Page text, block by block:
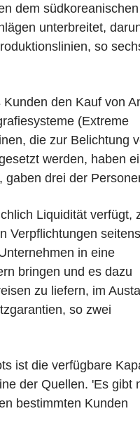
dem südkoreanischen
unterbreitet,
so
den Kauf von
(Extreme
die zur Belichtung
werden, haben
gaben drei der
Liquidität verfügt,
Verpflichtungen
in eine
bringen und es dazu
zu liefern, im
so zwei
ist die verfügbare
der Quellen. 'Es gibt
bestimmten Kunden